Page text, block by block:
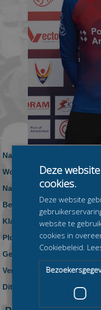
Naam:
Woonplaats:
Nationaliteit:
Beennummer:
86
Klasse:
Ploeg:
Geboren:
Vereniging:
Dit seizoen:
0
Deze
cookies.
Deze website
website te
cookies in
Cookiebeleid.